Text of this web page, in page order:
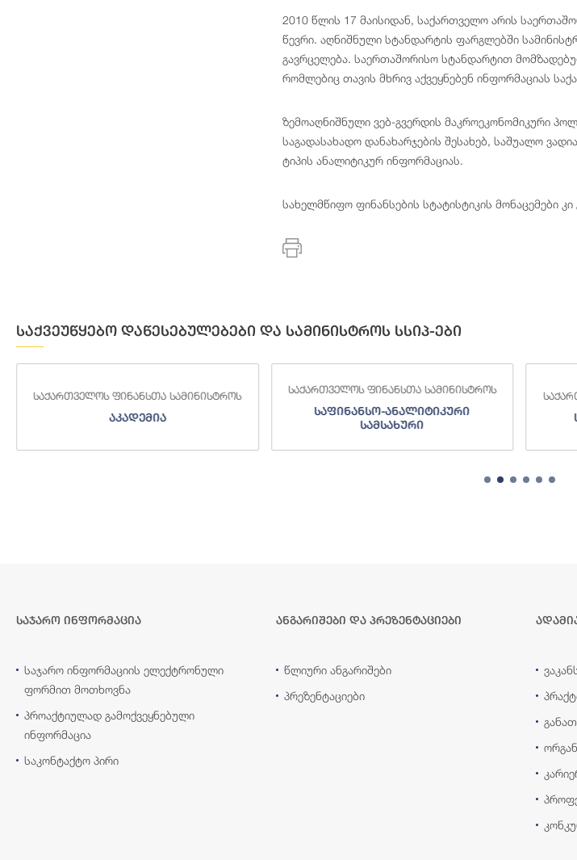
2010 წლის 17 მაისიდან, საქართველო არის
წევრი. აღნიშნული სტანდარტის ფარგლებში
გავრცელება. საერთაშორისო სტანდარტით
რომლებიც თავის მხრივ აქვეყნებენ ინფორმაციას
ზემოაღნიშნული ვებ-გვერდის მაკროეკონომიკური
საგადასახადო დანახარჯების შესახებ, საშუალო
ტიპის ანალიტიკურ ინფორმაციას.
სახელმწიფო ფინანსების სტატისტიკის მონაცემები
საქვეუწყებო დაწესებულებები და სამინისტროს სსიპ-ები
საქართველოს ფინანსთა სამინისტროს
აკადემია
საქართველოს ფინანსთა სამინისტროს
საფინანსო-ანალიტიკური
სამსახური
საჯარო ინფორმაცია
საჯარო ინფორმაციის ელექტრონული
ფორმით მოთხოვნა
პროაქტიულად გამოქვეყნებული
ინფორმაცია
საკონტაქტო პირი
ანგარიშები და პრეზენტაციები
წლიური ანგარიშები
პრეზენტაციები